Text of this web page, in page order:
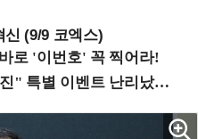
신 (9/9 코엑스)